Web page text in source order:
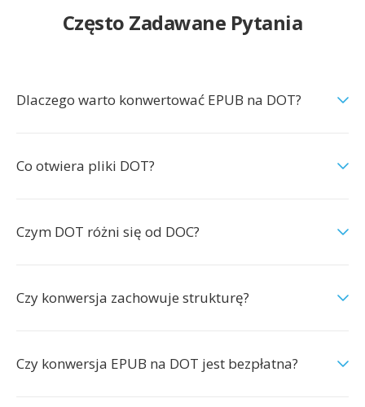
Często Zadawane Pytania
Dlaczego warto konwertować EPUB na DOT?
Co otwiera pliki DOT?
Czym DOT różni się od DOC?
Czy konwersja zachowuje strukturę?
Czy konwersja EPUB na DOT jest bezpłatna?